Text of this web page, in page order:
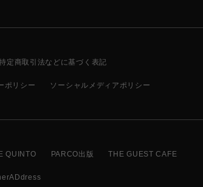
定商取引法などに基づく表記
ポリシー ソーシャルメディアポリシー
QUINTO PARCO出版 THE GUEST CAFE